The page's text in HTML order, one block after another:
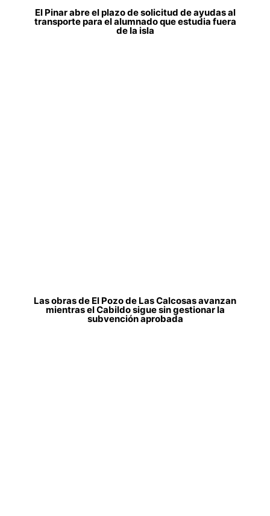
El Pinar abre el plazo de solicitud de ayudas al
transporte para el alumnado que estudia fuera
de la isla
Las obras de El Pozo de Las Calcosas avanzan
mientras el Cabildo sigue sin gestionar la
subvención aprobada